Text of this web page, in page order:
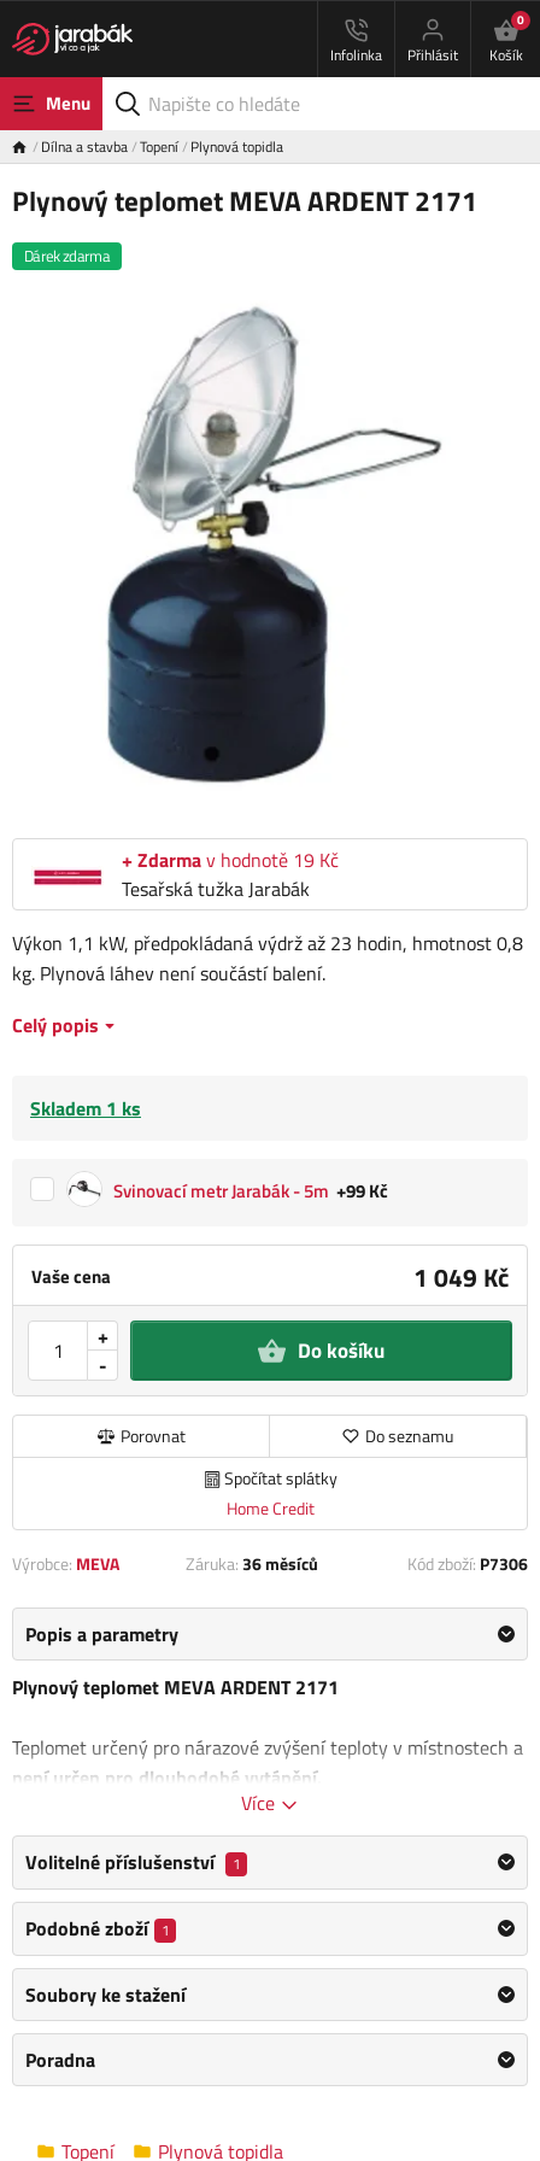
Infolinka Přihlásit
0
Košík
Menu
Dílna a stavba Topení Plynová topidla
Plynový teplomet MEVA ARDENT 2171
Dárek zdarma
+ Zdarmav hodnotě 19 Kč
Tesařská tužka Jarabák
Vaše cena 1 049 Kč
-
+ Do košíku
Porovnat
Do seznamu
Spočítat splátky
Home Credit
Výkon 1,1 kW, předpokládaná výdrž až 23 hodin, hmotnost 0,8
kg. Plynová láhev není součástí balení.
Celý popis
Skladem 1 ks
Svinovací metr Jarabák - 5m +99 Kč
Výrobce: MEVA Záruka:36 měsíců Kód zboží: P7306
Popis a parametry
Plynový teplomet MEVA ARDENT 2171
Teplomet určený pro nárazové zvýšení teploty v místnostech a
není určen pro dlouhodobé vytápění.
Je připojen přímo k 2 kg propan-butanové lahvi s provozním
tlakem max. 1,7 MPa.
Spotřeba: 85 g/hod
Předpokládaná výdrž: až 23 hodin
Rozměry (š x h x v): 225 x 140 x 225 mm
Piezo: Ne
Obsah balení:
Plynový teplomet MEVA ARDENT 2171
Více
Volitelné příslušenství 1
Podobné zboží 1
Soubory ke stažení
Poradna
Topení Plynová topidla